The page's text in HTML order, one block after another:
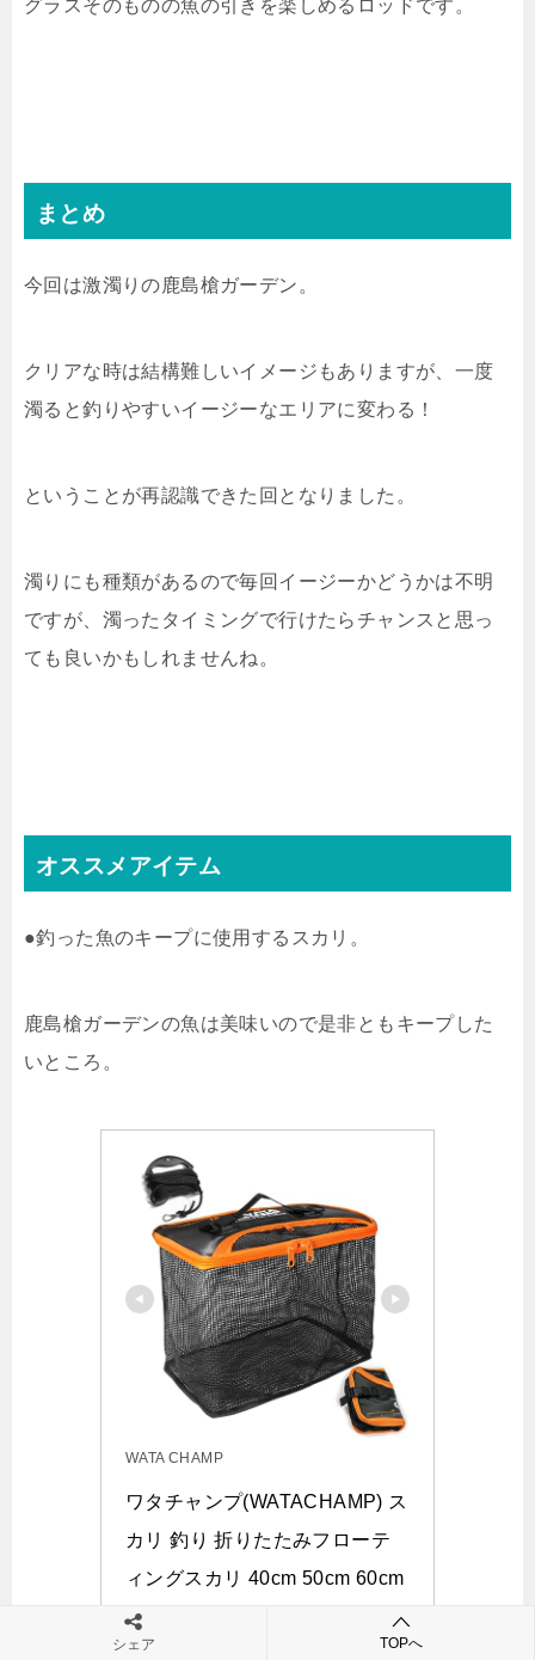
グラスそのものの魚の引きを楽しめるロッドです。
まとめ
今回は激濁りの鹿島槍ガーデン。
クリアな時は結構難しいイメージもありますが、一度
濁ると釣りやすいイージーなエリアに変わる！
ということが再認識できた回となりました。
濁りにも種類があるので毎回イージーかどうかは不明
ですが、濁ったタイミングで行けたらチャンスと思っ
ても良いかもしれませんね。
オススメアイテム
●釣った魚のキープに使用するスカリ。
鹿島槍ガーデンの魚は美味いので是非ともキープした
いところ。
WATA CHAMP
ワタチャンプ(WATACHAMP) ス
カリ 釣り 折りたたみフローテ
ィングスカリ 40cm 50cm 60cm
活かし網 バケツ 8mロープ付属
多機能 釣り 磯釣り 釣り具 釣り
シェア TOPへ